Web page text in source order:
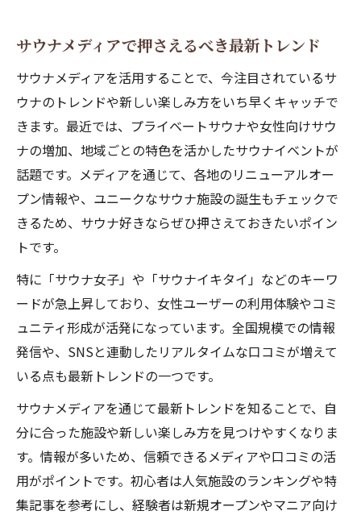
サウナメディアで押さえるべき最新トレンド
サウナメディアを活用することで、今注目されているサ
ウナのトレンドや新しい楽しみ方をいち早くキャッチで
きます。最近では、プライベートサウナや女性向けサウ
ナの増加、地域ごとの特色を活かしたサウナイベントが
話題です。メディアを通じて、各地のリニューアルオー
プン情報や、ユニークなサウナ施設の誕生もチェックで
きるため、サウナ好きならぜひ押さえておきたいポイン
トです。
特に「サウナ女子」や「サウナイキタイ」などのキーワ
ードが急上昇しており、女性ユーザーの利用体験やコミ
ュニティ形成が活発になっています。全国規模での情報
発信や、SNSと連動したリアルタイムな口コミが増えて
いる点も最新トレンドの一つです。
サウナメディアを通じて最新トレンドを知ることで、自
分に合った施設や新しい楽しみ方を見つけやすくなりま
す。情報が多いため、信頼できるメディアや口コミの活
用がポイントです。初心者は人気施設のランキングや特
集記事を参考にし、経験者は新規オープンやマニア向け